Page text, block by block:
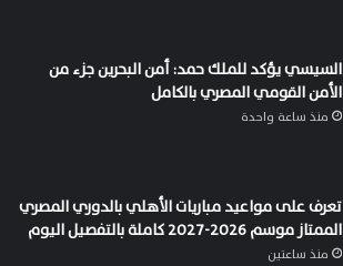
السيسي يؤكد للملك حمد: أمن البحرين جزء من
الأمن القومي المصري بالكامل
منذ ساعة واحدة
تعرف على مواعيد مباريات الأهلي بالدوري المصري
الممتاز موسم 2026-2027 كاملة بالتفصيل اليوم
منذ ساعتين